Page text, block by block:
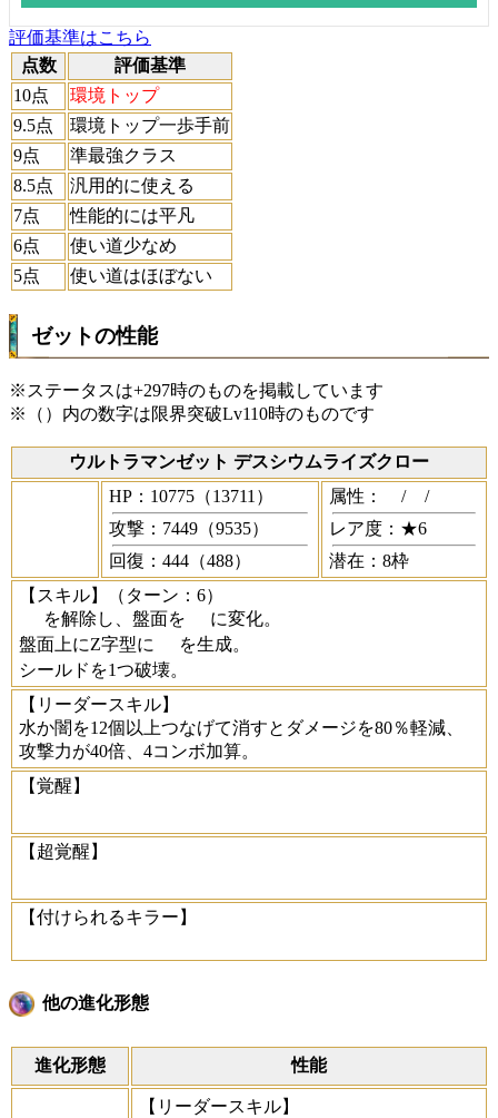
評価基準はこちら
点数
評価基準
10点
環境トップ
9.5点
環境トップ一歩手前
9点
準最強クラス
8.5点
汎用的に使える
7点
性能的には平凡
6点
使い道少なめ
5点
使い道はほぼない
ゼットの性能
※ステータスは+297時のものを掲載しています
※（）内の数字は限界突破Lv110時のものです
ウルトラマンゼット デスシウムライズクロー
HP：10775（13711）
攻撃：7449（9535）
回復：444（488）
属性： /
/
レア度：★6
潜在：8枠
【スキル】
（ターン：6）
を解除し、盤面を
に変化。
盤面上にZ字型に
を生成。
シールドを1つ破壊。
【リーダースキル】
水か闇を12個以上つなげて消すとダメージを80％軽減、
攻撃力が40倍、4コンボ加算。
【覚醒】
【超覚醒】
【付けられるキラー】
他の進化形態
進化形態 性能
【リーダースキル】